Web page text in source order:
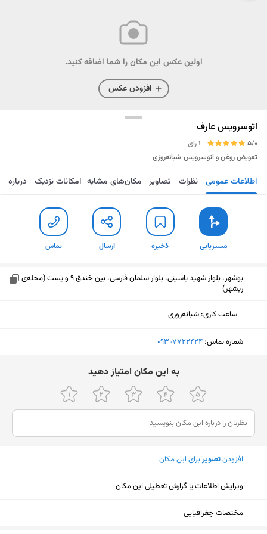
اولین عکس این مکان را شما اضافه کنید.
افزودن عکس
اتوسرویس عارف
5/0
1 رای
تعویض روغن و اتوسرویس شبانه‌روزی
مسیریابی ذخیره ارسال تماس اطلاعات عمومی نظرات تصاویر مکان‌های مشابه امکانات نزدیک درباره
مسیریابی ذخیره ارسال تماس
بوشهر، بلوار شهید یاسینی، بلوار سلمان فارسی، بین خندق 9 و پست (محله‌ی
ریشهر)
ساعت کاری: شبانه‌روزی
شماره تماس: ‎09307722424
ﺑﻪ اﯾﻦ ﻣﮑﺎن اﻣﺘﯿﺎز دﻫﯿﺪ
افزودنتصویربرای این مکان
ویرایش اطلاعات یا گزارش تعطیلی این مکان
مختصات جغرافیایی